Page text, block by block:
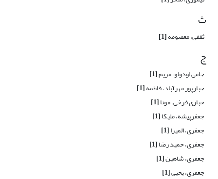
ث
ثقفی، معصومه[1]
ج
جامی اودولو، مریم[1]
جبارپور مهرآباد، فاطمه[1]
جباری فرخی، مونا[1]
جعفرپیشه، ملیکا[1]
جعفری، المیرا[1]
جعفری، حمید رضا[1]
جعفری، شاهین[1]
جعفری، یحیی[1]